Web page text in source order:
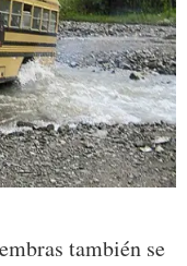
también se